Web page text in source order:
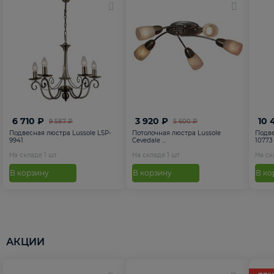
9 587 ₽
6 710 ₽
Подвесная люстра Lussole LSP-
9941
На складе 1 шт
В корзину
5 600 ₽
3 920 ₽
Потолочная люстра Lussole
Cevedale ...
На складе 1 шт
В корзину
10
10773
На
В
АКЦИИ